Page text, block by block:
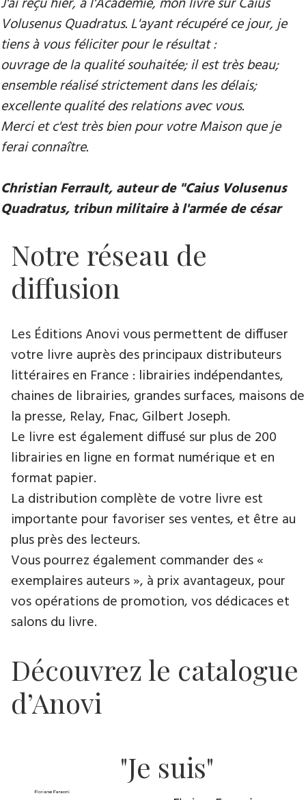
Volusenus Quadratus. L'ayant récupéré ce jour, je
tiens à vous féliciter pour le résultat :
ouvrage de la qualité souhaitée; il est très beau;
ensemble réalisé strictement dans les délais;
excellente qualité des relations avec vous.
Merci et c'est très bien pour votre Maison que je
ferai connaître.
Christian Ferrault, auteur de "Caius Volusenus
Quadratus, tribun militaire à l'armée de césar
Notre réseau de
diffusion
Les Éditions Anovi vous permettent de diffuser
votre livre auprès des principaux distributeurs
littéraires en France : librairies indépendantes,
chaines de librairies, grandes surfaces, maisons de
la presse, Relay, Fnac, Gilbert Joseph.
Le livre est également diffusé sur plus de 200
librairies en ligne en format numérique et en
format papier.
La distribution complète de votre livre est
importante pour favoriser ses ventes, et être au
plus près des lecteurs.
Vous pourrez également commander des «
exemplaires auteurs », à prix avantageux, pour
vos opérations de promotion, vos dédicaces et
salons du livre.
Découvrez le catalogue
d’Anovi
"Je suis"